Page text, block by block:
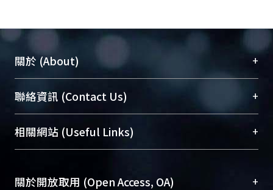
關於 (About) +
臺大位居世界頂尖大學之列，為永久珍藏及向國際
展現本校豐碩的研究成果及學術能量，圖書館整合
機構典藏（NTUR）與學術庫（AH）不同功能平
台，成為臺大學術典藏NTU scholars。期能整合研
成果。
聯絡資訊 (Contact Us) +
總館學科館員(Main Library)
醫學圖書館學科館員(Medical Library)
Sciences Library)
相關網站 (Useful Links) +
關於開放取用 (Open Access, OA) +